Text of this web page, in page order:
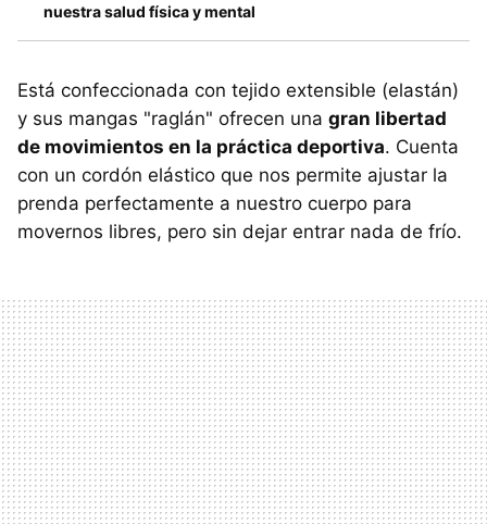
nuestra salud física y mental
Está confeccionada con tejido extensible (elastán)
y sus mangas "raglán" ofrecen una gran libertad
de movimientos en la práctica deportiva. Cuenta
con un cordón elástico que nos permite ajustar la
prenda perfectamente a nuestro cuerpo para
movernos libres, pero sin dejar entrar nada de frío.